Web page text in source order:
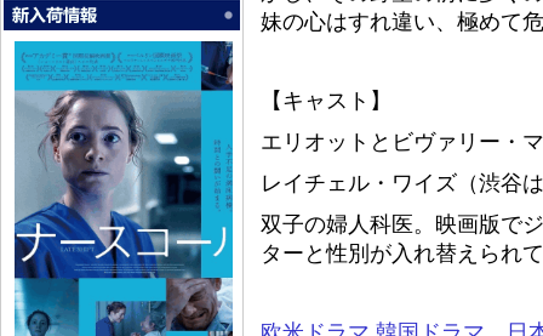
妹の心はすれ違い、極めて
【キャスト】
エリオットとビヴァリー・
レイチェル・ワイズ（渋谷
双子の婦人科医。映画版で
ターと性別が入れ替えられ